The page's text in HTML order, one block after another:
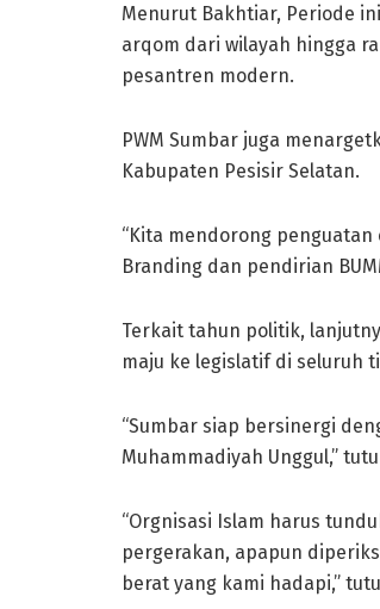
Menurut Bakhtiar, Periode
arqom dari wilayah hingga
pesantren modern.
PWM Sumbar juga
Kabupaten Pesisir Selatan.
“Kita mendorong
Branding dan pendirian
Terkait tahun politik,
maju ke legislatif di seluruh
“Sumbar siap bersinergi
Muhammadiyah Unggul,”
“Orgnisasi Islam harus
pergerakan, apapun
berat yang kami hadapi,”